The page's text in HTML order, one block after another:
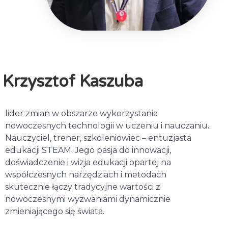
Krzysztof Kaszuba
lider zmian w obszarze wykorzystania
nowoczesnych technologii w uczeniu i nauczaniu.
Nauczyciel, trener, szkoleniowiec – entuzjasta
edukacji STEAM. Jego pasja do innowacji,
doświadczenie i wizja edukacji opartej na
współczesnych narzędziach i metodach
skutecznie łączy tradycyjne wartości z
nowoczesnymi wyzwaniami dynamicznie
zmieniającego się świata.